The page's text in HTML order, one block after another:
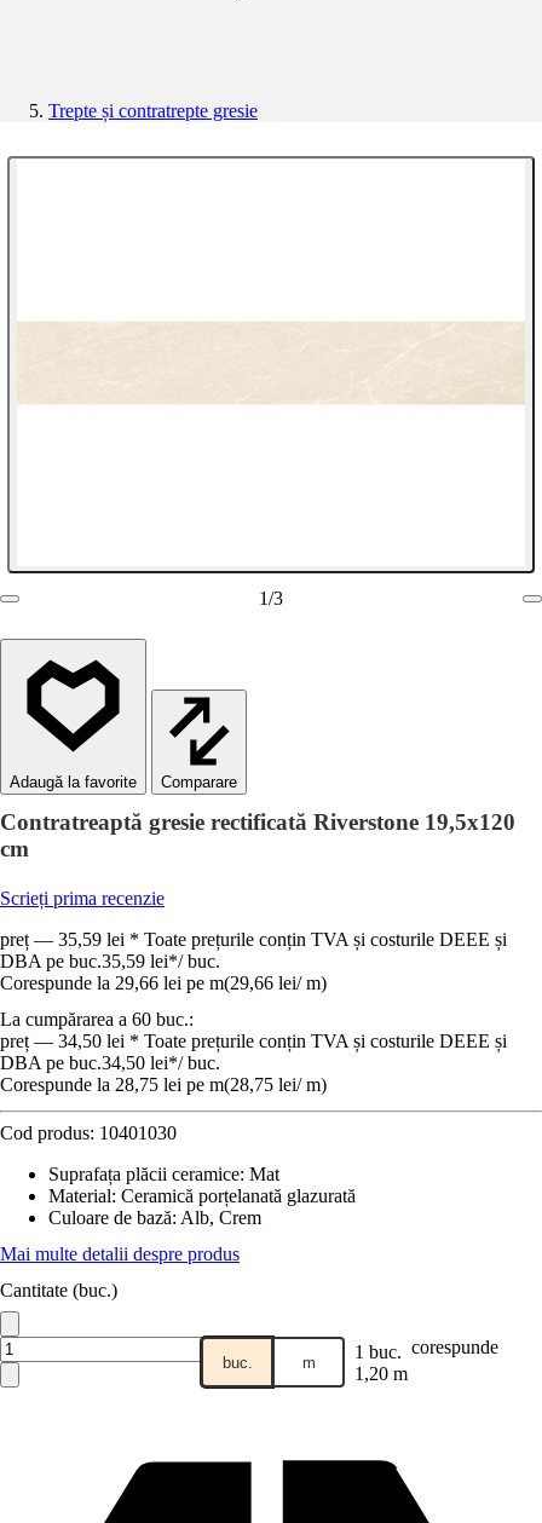
Trepte și contratrepte gresie
1/3
Comparare
Contratreaptă gresie rectificată Riverstone 19,5x120
cm
Scrieți prima recenzie
preț — 35,59 lei * Toate prețurile conțin TVA și costurile DEEE și
DBA pe buc.35,59 lei*/ buc.
Corespunde la 29,66 lei pe m(29,66 lei/ m)
La cumpărarea a 60 buc.:
preț — 34,50 lei * Toate prețurile conțin TVA și costurile DEEE și
DBA pe buc.34,50 lei*/ buc.
Corespunde la 28,75 lei pe m(28,75 lei/ m)
Cod produs: 10401030
Suprafața plăcii ceramice: Mat
Material: Ceramică porțelanată glazurată
Culoare de bază: Alb, Crem
Mai multe detalii despre produs
Cantitate (buc.)
buc. m 1 buc. corespunde
1,20 m